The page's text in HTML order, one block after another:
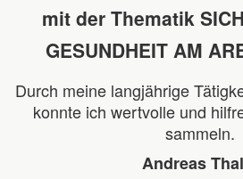
mit der Thematik
GESUNDHEIT AM
Durch meine langjährige
konnte ich wertvolle und
sammeln.
Andreas